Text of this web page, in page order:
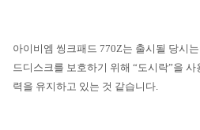
아이비엠 씽크패드 770Z는 출시될 당시
드디스크를 보호하기 위해 “ 도시락”을 사
력을 유지하고 있는 것 같습니다